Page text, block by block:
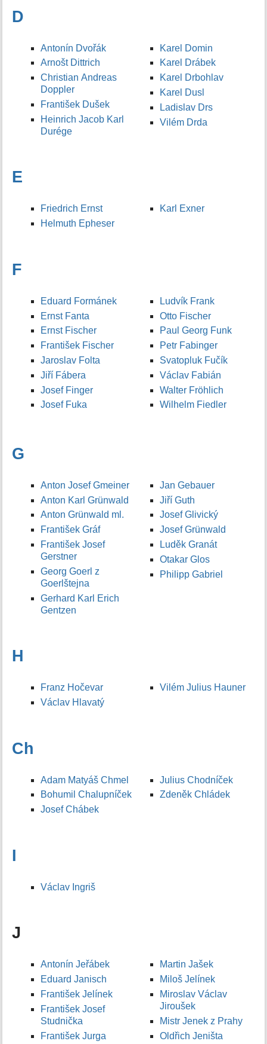
D
Antonín Dvořák
Arnošt Dittrich
Christian Andreas
Doppler
František Dušek
Heinrich Jacob Karl
Durége
Karel Domin
Karel Drábek
Karel Drbohlav
Karel Dusl
Ladislav Drs
Vilém Drda
E
Friedrich Ernst
Helmuth Epheser
Karl Exner
F
Eduard Formánek
Ernst Fanta
Ernst Fischer
František Fischer
Jaroslav Folta
Jiří Fábera
Josef Finger
Josef Fuka
Ludvík Frank
Otto Fischer
Paul Georg Funk
Petr Fabinger
Svatopluk Fučík
Václav Fabián
Walter Fröhlich
Wilhelm Fiedler
G
Anton Josef Gmeiner
Anton Karl Grünwald
Anton Grünwald ml.
František Gráf
František Josef
Gerstner
Georg Goerl z
Goerlštejna
Gerhard Karl Erich
Gentzen
Jan Gebauer
Jiří Guth
Josef Glivický
Josef Grünwald
Luděk Granát
Otakar Glos
Philipp Gabriel
H
Franz Hočevar
Václav Hlavatý
Vilém Julius Hauner
Ch
Adam Matyáš Chmel
Bohumil Chalupníček
Josef Chábek
Julius Chodníček
Zdeněk Chládek
I
Václav Ingriš
J
Antonín Jeřábek
Eduard Janisch
František Jelínek
František Josef
Studnička
František Jurga
Martin Jašek
Miloš Jelínek
Miroslav Václav
Jiroušek
Mistr Jenek z Prahy
Oldřich Jeništa